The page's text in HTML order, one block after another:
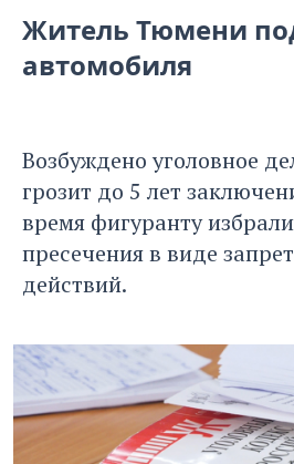
Житель Тюмени
автомобиля
Возбуждено уголовное
грозит до 5 лет
время фигуранту
пресечения в виде
действий.